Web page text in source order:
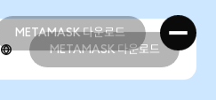
METAMASK 다운로드
METAMASK 다운로드
METAMASK 다운로드